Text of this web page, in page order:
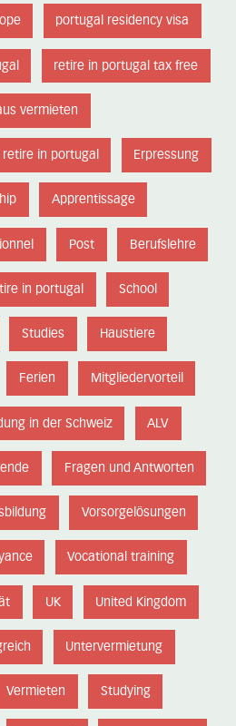
portugal residency visa
retire in portugal tax free
vermieten
in portugal Erpressung
Apprentissage
Post Berufslehre
in portugal School
Studies Haustiere
Ferien Mitgliedervorteil
in der Schweiz ALV
Fragen und Antworten
Vorsorgelösungen
Vocational training
UK United Kingdom
Untervermietung
Vermieten Studying